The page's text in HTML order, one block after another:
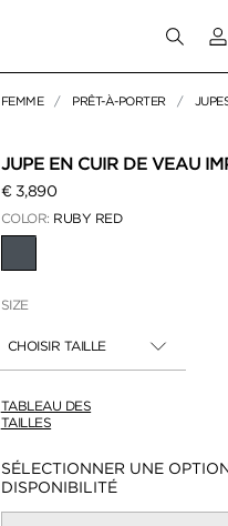
FEMME PRÊT-À-PORTER
JUPE EN CUIR DE VEAU
€ 3,890
COLOR: RUBY RED
SIZE
CHOISIR TAILLE
TABLEAU DES
TAILLES
Disponibilité:
SÉLECTIONNER UNE
DISPONIBILITÉ